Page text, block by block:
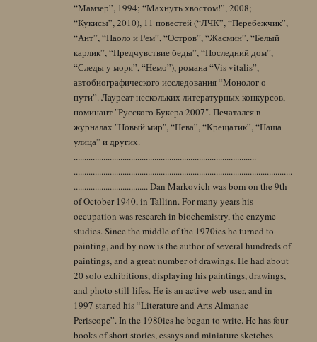
“Мамзер”, 1994; “Махнуть хвостом!”, 2008;
“Кукисы”, 2010), 11 повестей (“ЛЧК”, “Перебежчик”,
“Ант”, “Паоло и Рем”, “Остров”, “Жасмин”, “Белый
карлик”, “Предчувствие беды”, “Последний дом”,
“Следы у моря”, “Немо”), романа “Vis vitalis”,
автобиографического исследования “Монолог о
пути”. Лауреат нескольких литературных конкурсов,
номинант "Русского Букера 2007". Печатался в
журналах "Новый мир", “Нева”, “Крещатик”, “Наша
улица” и других.
......................................................................................
.......................................................................................................
................................... Dan Markovich was born on the 9th
of October 1940, in Tallinn. For many years his
occupation was research in biochemistry, the enzyme
studies. Since the middle of the 1970ies he turned to
painting, and by now is the author of several hundreds of
paintings, and a great number of drawings. He had about
20 solo exhibitions, displaying his paintings, drawings,
and photo still-lifes. He is an active web-user, and in
1997 started his “Literature and Arts Almanac
Periscope”. In the 1980ies he began to write. He has four
books of short stories, essays and miniature sketches